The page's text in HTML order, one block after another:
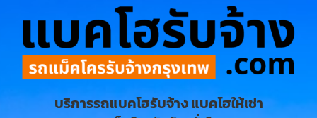
บริการรถแบคโฮรับจ้าง แบคโฮให้เช่า